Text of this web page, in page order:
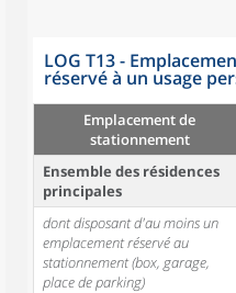
LOG T13 -
réservé à un usage
Emplacement de
stationnement
Ensemble des résidences
principales
dont disposant d'au moins un
emplacement réservé au
stationnement (box, garage,
place de parking)